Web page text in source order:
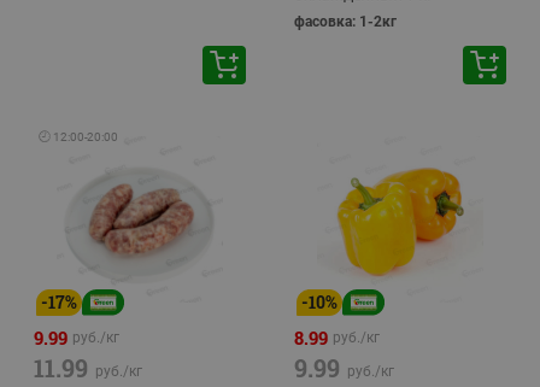
фасовка: 1-2кг
🕘 12:00-20:00
-17%
9.99 руб./кг
11.99 руб./кг
-10%
8.99 руб./кг
9.99 руб./кг